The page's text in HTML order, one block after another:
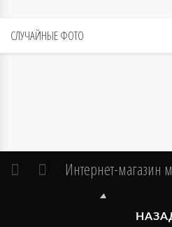
СЛУЧАЙНЫЕФОТО
Интернет-магазин